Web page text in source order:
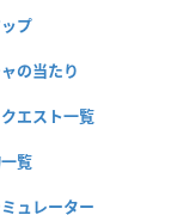
プ
の当たり
エスト一覧
覧
ュレーター